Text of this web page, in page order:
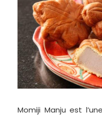
Momiji Manju est